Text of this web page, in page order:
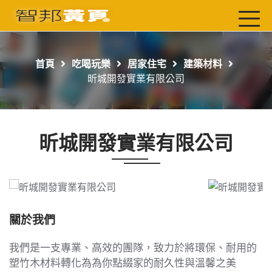
首頁
工商服務
免費刊登
首頁 吃喝玩樂 居家住宅
建築材料
昕城開發實業有限公司
昕城開發實業有限公司
關於我們
我們是一支專業、高效的團隊，致力於將環保、耐用的
塑竹木材料轉化為為你點綴家的耐久性與溫馨之美